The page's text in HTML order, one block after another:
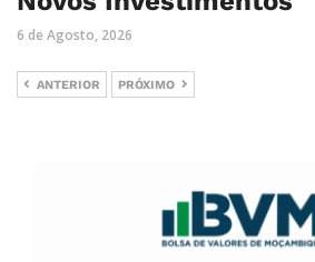
6 de Agosto, 2026
ANTERIOR PRÓXIMO